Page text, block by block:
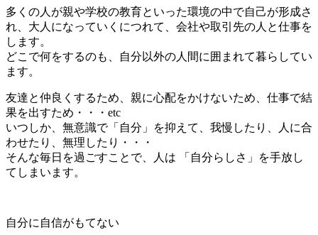
多くの人が親や学校の教育といった環境の中で自己が形成さ
れ、大人になっていくにつれて、会社や取引先の人と仕事を
します。
どこで何をするのも、自分以外の人間に囲まれて暮らしてい
ます。
友達と仲良くするため、親に心配をかけないため、仕事で結
果を出すため・・・etc
いつしか、 無意識で「自分」を抑えて、 我慢したり、人に合
わせたり、無理したり・・・
そんな毎日を過ごすことで、
人は 「自分らしさ」を手放し
て しまいます。
自分に自信がもてない